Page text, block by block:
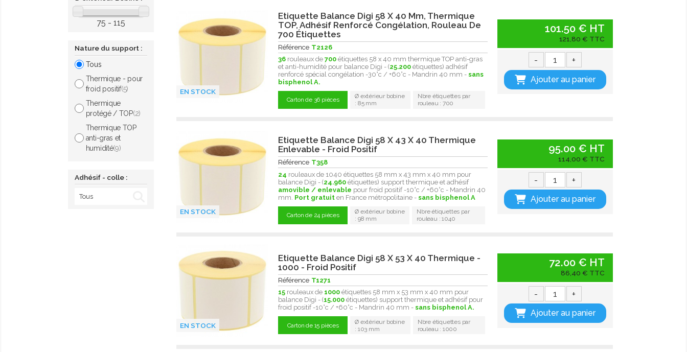
75 - 115
Nature du support :
Tous
Thermique - pour
froid positif(5)
Thermique
protégé / TOP(2)
Thermique TOP
anti-gras et
humidité(9)
Adhésif - colle :
EN STOCK
Etiquette Balance Digi 58 X 40 Mm, Thermique
TOP, Adhésif Renforcé Congélation, Rouleau De
700 Étiquettes
Référence T2126
36 rouleaux de700 étiquettes 58 x 40 mm thermique TOP anti-gras
et anti-humidité pour balance Digi - (25.200 étiquettes) adhésif
renforcé spécial congélation -30°c / +60°c - Mandrin 40 mm -sans
bisphenol A.
Carton de 36 pièces
Ø extérieur bobine
: 85 mm
Nbre étiquettes par
rouleau : 700
101.50 € HT
121,80 € TTC
- +
Ajouter au panier
EN STOCK
Etiquette Balance Digi 58 X 43 X 40 Thermique
Enlevable - Froid Positif
Référence T358
24 rouleaux de 1040 étiquettes 58 mm x 43 mm x 40 mm pour
balance Digi - (24.960 étiquettes) support thermique et adhésif
amovible / enlevable pour froid positif -10°c / +60°c - Mandrin 40
mm. Port gratuit en France métropolitaine -sans bisphenol A
Carton de 24 pièces
Ø extérieur bobine
: 98 mm
Nbre étiquettes par
rouleau : 1040
95.00 € HT
114,00 € TTC
- +
Ajouter au panier
EN STOCK
Etiquette Balance Digi 58 X 53 X 40 Thermique -
1000 - Froid Positif
Référence T1271
15 rouleaux de 1000 étiquettes 58 mm x 53 mm x 40 mm pour
balance Digi - (15.000 étiquettes) support thermique et adhésif pour
froid positif -10°c / +60°c - Mandrin 40 mm -sans bisphenol A.
Carton de 15 pièces
Ø extérieur bobine
: 103 mm
Nbre étiquettes par
rouleau : 1000
72.00 € HT
86,40 € TTC
- +
Ajouter au panier